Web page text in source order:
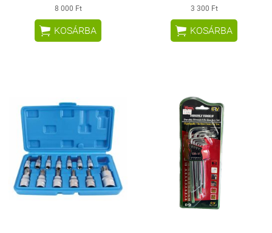
8 000 Ft
 KOSÁRBA
3 300 Ft
 KOSÁRBA